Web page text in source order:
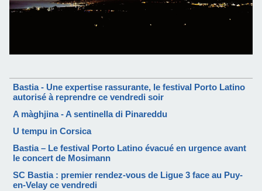
Bastia - Une expertise rassurante, le festival Porto Latino
autorisé à reprendre ce vendredi soir
A màghjina - A sentinella di Pinareddu
U tempu in Corsica
Bastia – Le festival Porto Latino évacué en urgence avant
le concert de Mosimann
SC Bastia : premier rendez-vous de Ligue 3 face au Puy-
en-Velay ce vendredi